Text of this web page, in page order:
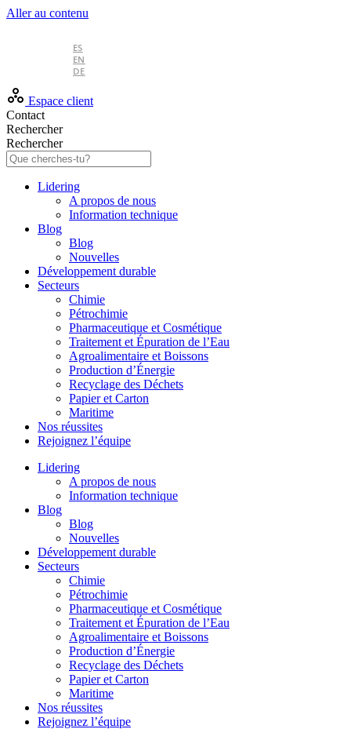
Aller au contenu
ES
EN
DE
Espace client
Contact
Rechercher
Rechercher
Lidering
A propos de nous
Information technique
Blog
Blog
Nouvelles
Développement durable
Secteurs
Chimie
Pétrochimie
Pharmaceutique et Cosmétique
Traitement et Épuration de l’Eau
Agroalimentaire et Boissons
Production d’Énergie
Recyclage des Déchets
Papier et Carton
Maritime
Nos réussites
Rejoignez l’équipe
Lidering
A propos de nous
Information technique
Blog
Blog
Nouvelles
Développement durable
Secteurs
Chimie
Pétrochimie
Pharmaceutique et Cosmétique
Traitement et Épuration de l’Eau
Agroalimentaire et Boissons
Production d’Énergie
Recyclage des Déchets
Papier et Carton
Maritime
Nos réussites
Rejoignez l’équipe